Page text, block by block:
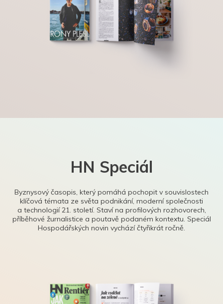
HN Speciál
Byznysový časopis, který pomáhá pochopit v souvislostech
klíčová témata ze světa podnikání, moderní společnosti
a technologií 21. století. Staví na profilových rozhovorech,
příběhové žurnalistice a poutavě podaném kontextu. Speciál
Hospodářských novin vychází čtyřikrát ročně.